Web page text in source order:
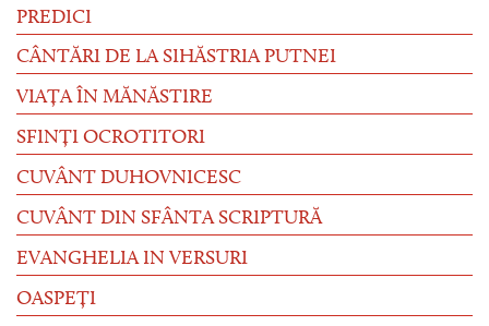
PREDICI
CÂNTĂRI DE LA SIHĂSTRIA PUTNEI
VIAȚA ÎN MĂNĂSTIRE
SFINȚI OCROTITORI
CUVÂNT DUHOVNICESC
CUVÂNT DIN SFÂNTA SCRIPTURĂ
EVANGHELIA IN VERSURI
OASPEȚI